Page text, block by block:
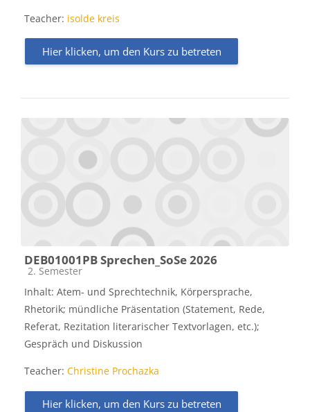
Teacher: isolde kreis
Hier klicken, um den Kurs zu betreten
DEB01001PB Sprechen_SoSe 2026
Kursbereich
2. Semester
Inhalt: Atem- und Sprechtechnik, Körpersprache,
Rhetorik; mündliche Präsentation (Statement, Rede,
Referat, Rezitation literarischer Textvorlagen, etc.);
Gespräch und Diskussion
Teacher: Christine Prochazka
Hier klicken, um den Kurs zu betreten